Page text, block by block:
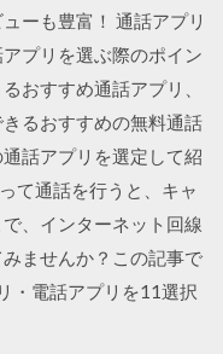
ーも豊富！ 通話アプリ
プリを選ぶ際のポイン
おすすめ通話アプリ、
るおすすめの無料通話
話アプリを選定して紹
て通話を行うと、キャ
、インターネット回線
ませんか？この記事で
・電話アプリを11選択